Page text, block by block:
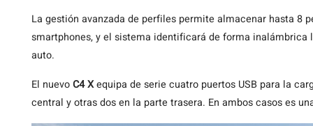
La gestión avanzada de perfiles permite almacenar hasta 8
smartphones, y el sistema identificará de forma
auto.
El nuevoC4 Xequipa de serie cuatro puertos USB para la
central y otras dos en la parte trasera. En ambos casos es